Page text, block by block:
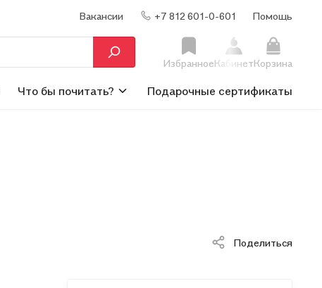
Вакансии +7 812 601-0-601 Помощь
ИзбранноеКабинетКорзина
Что бы почитать? Подарочные сертификаты
Поделиться